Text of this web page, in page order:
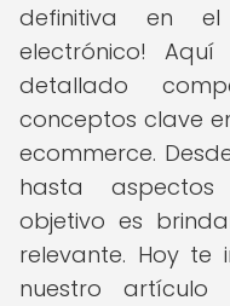
definitiva en
electrónico!
detallado
conceptos clave
ecommerce.
hasta aspectos
objetivo es
relevante. Hoy te
nuestro artículo